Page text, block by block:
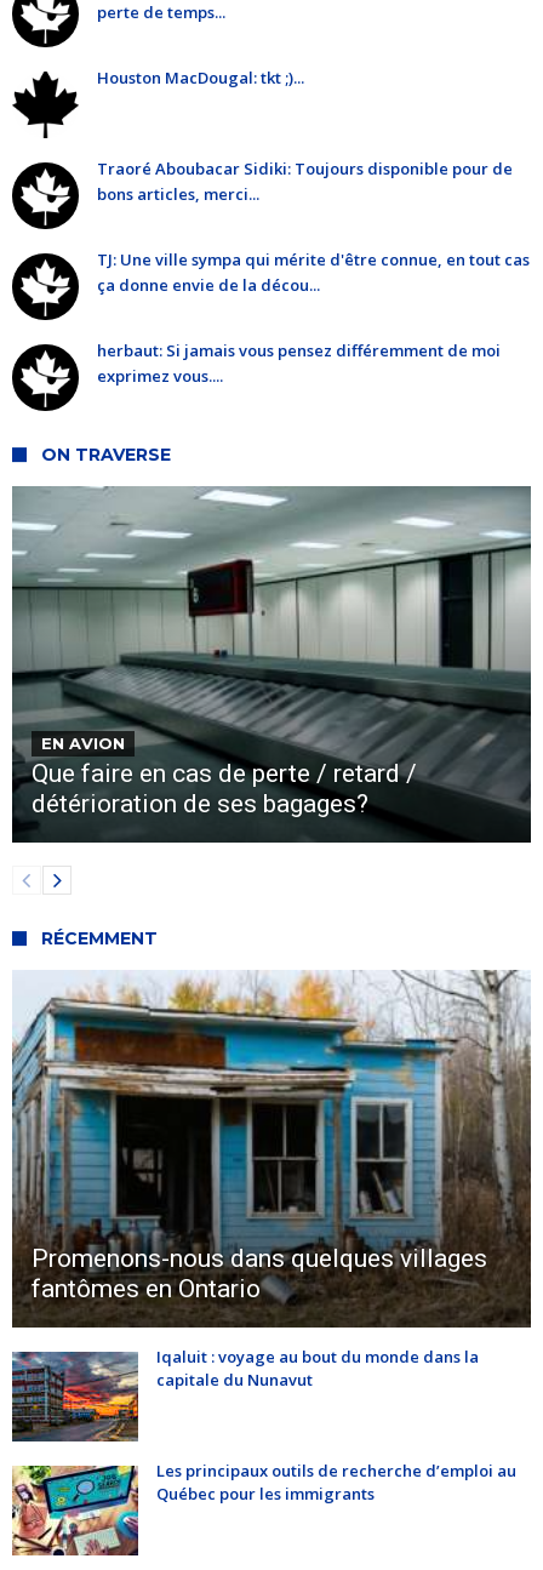
perte de temps...
Houston MacDougal: tkt ;)...
Traoré Aboubacar Sidiki: Toujours disponible pour de
bons articles, merci...
TJ: Une ville sympa qui mérite d'être connue, en tout cas
ça donne envie de la décou...
herbaut: Si jamais vous pensez différemment de moi
exprimez vous....
ON TRAVERSE
EN AVION
Que faire en cas de perte / retard /
détérioration de ses bagages?
RÉCEMMENT
Promenons-nous dans quelques villages
fantômes en Ontario
Iqaluit : voyage au bout du monde dans la
capitale du Nunavut
Les principaux outils de recherche d’emploi au
Québec pour les immigrants